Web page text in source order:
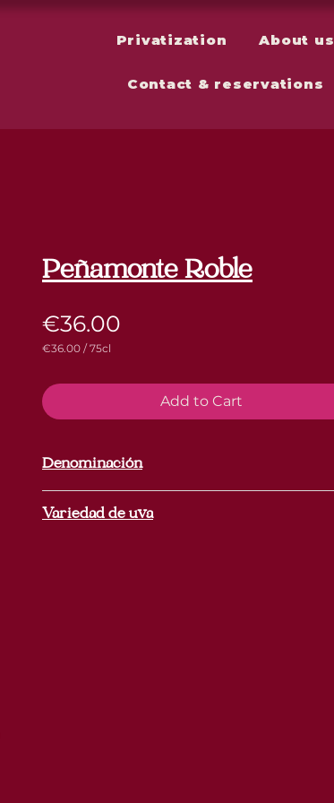
Privatization About us
Contact & reservations
Peñamonte Roble
€36.00
€36.00 /75cl
75
Centiliters
Add to Cart
Denominación
Variedad de uva